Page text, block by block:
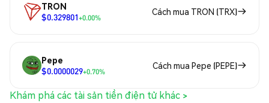
TRON
$0.329801+0.00%
Cách mua TRON (TRX)
Pepe
$0.0000029+0.70%
Cách mua Pepe (PEPE)
Khám phá các tài sản tiền điện tử khác >